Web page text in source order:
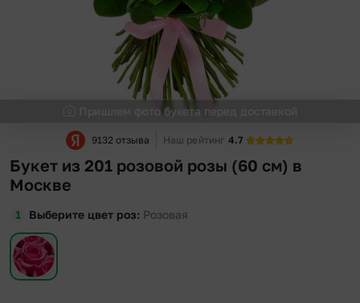
Пришлем фото букета перед доставкой
9132 отзыва Наш рейтинг 4.7
Букет из 201 розовой розы (60 см) в
Москве
Выберите цвет роз Розовая